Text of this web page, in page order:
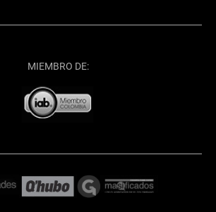
MIEMBRO DE: